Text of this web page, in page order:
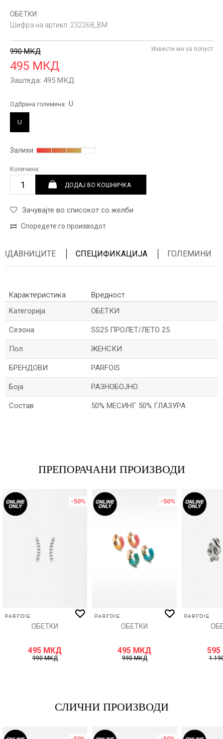
ОБЕТКИ
Шифра на артикл: 232268_BM
990 МКД
495 МКД
Заштеда: 495 МКД
Извести ме за попуст
Одбрана големина: U
U
Залихи
Количина:
ДОДАЈ ВО КОШНИЧКА
Зачувајте во списокот со желби
Споредете го производот
СПЕЦИФИКАЦИЈА ГОЛЕМИНИ
Карактеристика
Вредност
Kатегорија
ОБЕТКИ
Сезона SS25 ПРОЛЕТ/ЛЕТО 25
Пол ЖЕНСКИ
БРЕНДОВИ PARFOIS
Боја РАЗНОБОЈНО
Состав 50% МЕСИНГ 50% ГЛАЗУРА
ПРЕПОРАЧАНИ ПРОИЗВОДИ
-50%
ОБЕТКИ
495 МКД
990МКД
-50%
ОБЕТКИ
495 МКД
990МКД
595
СЛИЧНИ ПРОИЗВОДИ